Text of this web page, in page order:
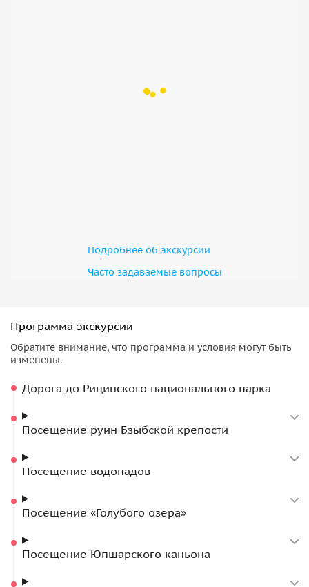
обычаях, традициях и культуре страны Души. Подарим
Подробнее об экскурсии
Часто задаваемые вопросы
Программа экскурсии
Обратите внимание, что программа и условия могут быть
изменены.
Дорога до Рицинского национального парка
Посещение руин Бзыбской крепости
Посещение водопадов
Посещение «Голубого озера»
Посещение Юпшарского каньона